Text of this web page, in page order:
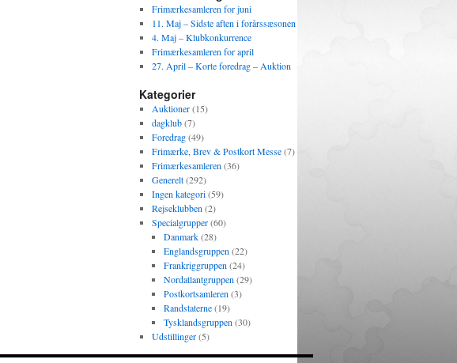
Frimærkesamleren for juni
11. Maj – Sidste aften i forårssæsonen
4. Maj – Klubkonkurrence
Frimærkesamleren for april
27. April – Korte foredrag – Auktion
Kategorier
Auktioner(15)
dagklub(7)
Foredrag(49)
Frimærke, Brev & Postkort Messe(7)
Frimærkesamleren (36)
Generelt(292)
Ingen kategori(59)
Rejseklubben (2)
Specialgrupper(60)
Danmark(28)
Englandsgruppen (22)
Frankriggruppen (24)
Nordatlantgruppen (29)
Postkortsamleren (3)
Randstaterne(19)
Tysklandsgruppen (30)
Udstillinger(5)